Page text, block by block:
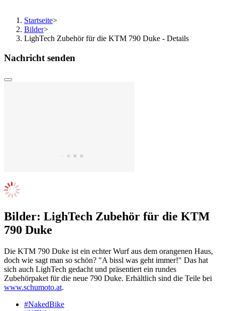
Startseite>
Bilder>
LighTech Zubehör für die KTM 790 Duke - Details
Nachricht senden
Bilder: LighTech Zubehör für die KTM
790 Duke
Die KTM 790 Duke ist ein echter Wurf aus dem orangenen Haus,
doch wie sagt man so schön? "A bissl was geht immer!" Das hat
sich auch LighTech gedacht und präsentiert ein rundes
Zubehörpaket für die neue 790 Duke. Erhältlich sind die Teile bei
www.schumoto.at.
#NakedBike